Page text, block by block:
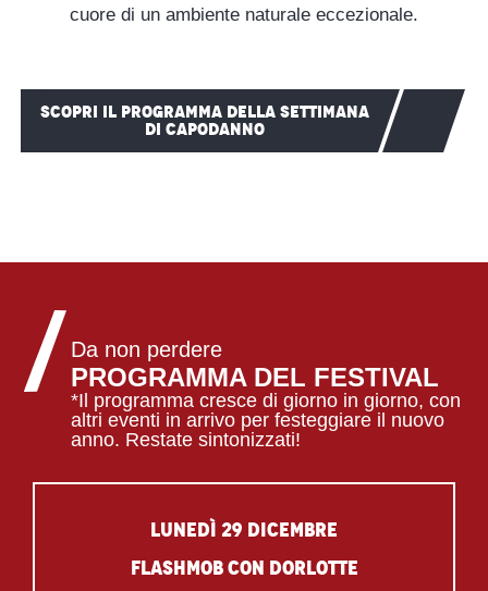
cuore di un ambiente naturale eccezionale.
SCOPRI IL PROGRAMMA DELLA SETTIMANA
DI CAPODANNO
Da non perdere
PROGRAMMA DEL FESTIVAL
*Il programma cresce di giorno in giorno, con
altri eventi in arrivo per festeggiare il nuovo
anno. Restate sintonizzati!
Lunedì 29 dicembre
Flashmob con Dorlotte